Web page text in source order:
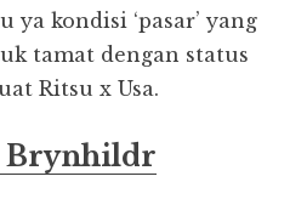
ya kondisi ‘pasar’ yang
tamat dengan status
Ritsu x Usa.
Brynhildr